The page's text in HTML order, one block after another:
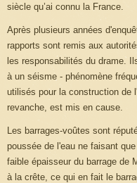
siècle qu’ai connu la France.
Après plusieurs années
rapports sont remis aux
les responsabilités du drame.
à un séisme - phénomène
utilisés pour la construction de
revanche, est mis en cause.
Les barrages-voûtes sont
poussée de l'eau ne faisant
faible épaisseur du barrage de
à la crête, ce qui en fait le